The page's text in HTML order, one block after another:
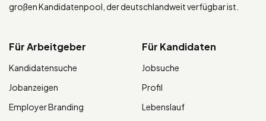
großen Kandidatenpool, der deutschlandweit verfügbar ist.
Für Arbeitgeber
Kandidatensuche
Jobanzeigen
Employer Branding
Für Kandidaten
Jobsuche
Profil
Lebenslauf